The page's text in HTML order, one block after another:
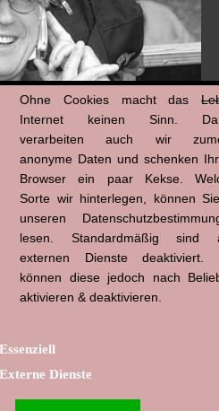
Ohne Cookies macht das
Internet keinen Sinn.
verarbeiten auch wir
anonyme Daten und schenken
Browser ein paar Kekse.
Sorte wir hinterlegen, können
unseren
lesen. Standardmäßig sind
externen Dienste deaktiviert.
können diese jedoch nach
aktivieren & deaktivieren.
Essenziell
Externe Dienste